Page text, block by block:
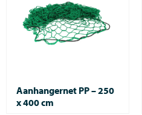
Aanhangernet PP – 250
x 400 cm